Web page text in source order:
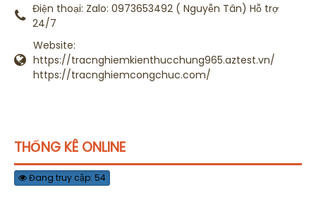
Điện thoại: Zalo: 0973653492 ( Nguyễn Tân) Hỗ trợ
24/7
Website:
https://tracnghiemkienthucchung965.aztest.vn/
https://tracnghiemcongchuc.com/
THỐNG KÊ ONLINE
Đang truy cập: 54